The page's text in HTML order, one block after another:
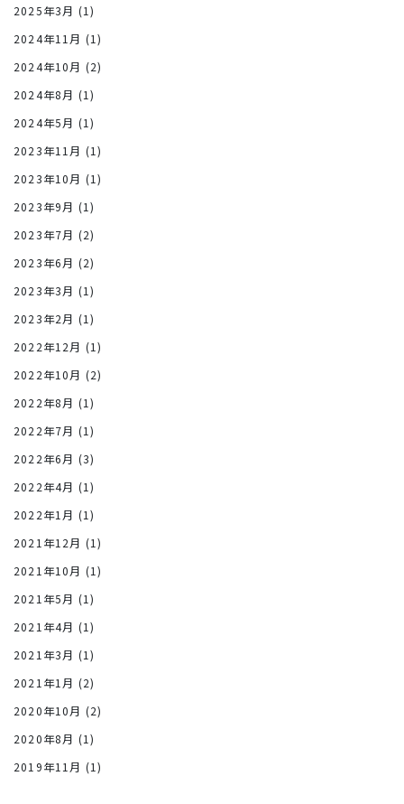
2025年3月 (1)
2024年11月 (1)
2024年10月 (2)
2024年8月 (1)
2024年5月 (1)
2023年11月 (1)
2023年10月 (1)
2023年9月 (1)
2023年7月 (2)
2023年6月 (2)
2023年3月 (1)
2023年2月 (1)
2022年12月 (1)
2022年10月 (2)
2022年8月 (1)
2022年7月 (1)
2022年6月 (3)
2022年4月 (1)
2022年1月 (1)
2021年12月 (1)
2021年10月 (1)
2021年5月 (1)
2021年4月 (1)
2021年3月 (1)
2021年1月 (2)
2020年10月 (2)
2020年8月 (1)
2019年11月 (1)